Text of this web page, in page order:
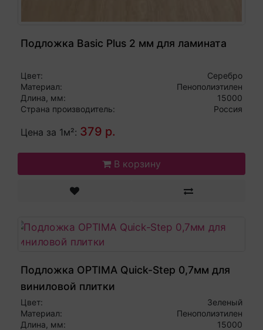
Подложка Basic Plus 2 мм для ламината
Цвет:
Серебро
Материал:
Пенополиэтилен
Длина, мм:
15000
Страна производитель:
Россия
Цена за 1м²: 379 р.
В корзину
Подложка OPTIMA Quick-Step 0,7мм для
виниловой плитки
Цвет:
Зеленый
Материал:
Пенополиэтилен
Длина, мм:
15000